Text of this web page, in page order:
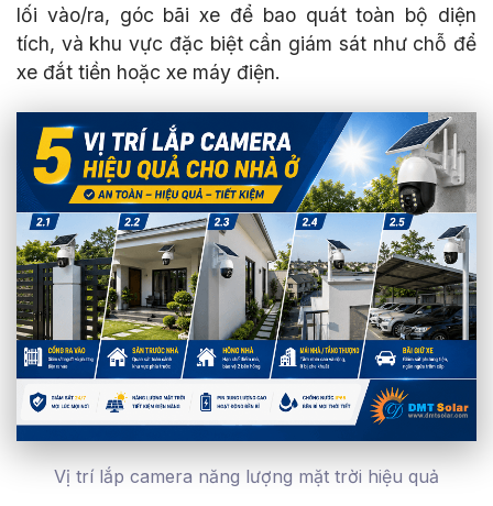
lối vào/ra, góc bãi xe để bao quát toàn bộ diện
tích, và khu vực đặc biệt cần giám sát như chỗ để
xe đắt tiền hoặc xe máy điện.
Vị trí lắp camera năng lượng mặt trời hiệu quả